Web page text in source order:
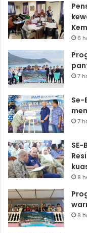
6
7
Se-
7
SE-
8
8